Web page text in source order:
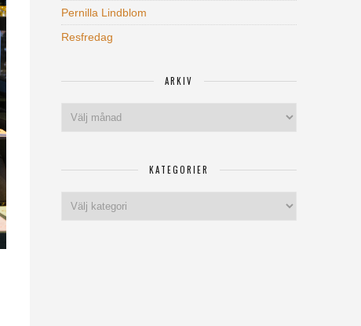
Pernilla Lindblom
Resfredag
ARKIV
KATEGORIER